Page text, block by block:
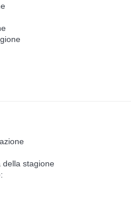
della stagione